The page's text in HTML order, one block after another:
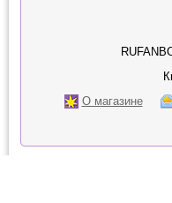
О магазине